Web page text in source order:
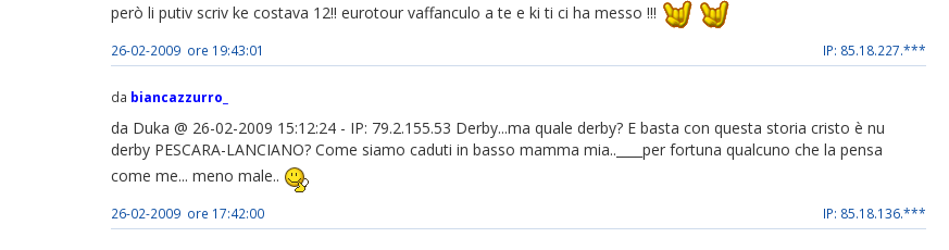
però li putiv scriv ke costava 12!! eurotour vaffanculo a te e ki ti ci ha messo !!!
26-02-2009 ore 19:43:01 IP: 85.18.227.***
da biancazzurro_
da Duka @ 26-02-2009 15:12:24 - IP: 79.2.155.53 Derby...ma quale derby? E basta con questa storia cristo è nu
derby PESCARA-LANCIANO? Come siamo caduti in basso mamma mia..____per fortuna qualcuno che la pensa
come me... meno male..
26-02-2009 ore 17:42:00 IP: 85.18.136.***